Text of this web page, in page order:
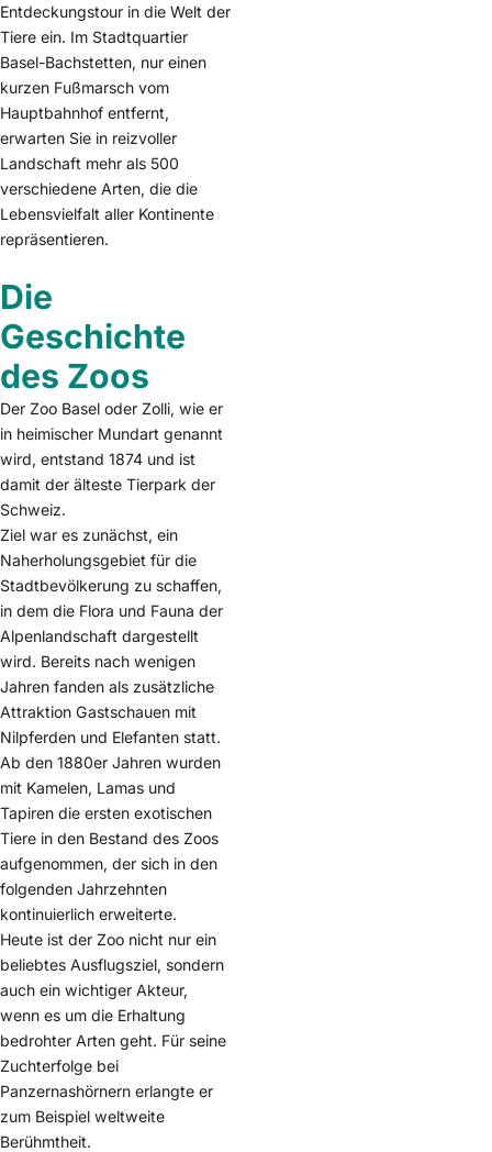
Entdeckungstour in die Welt der
Tiere ein. Im Stadtquartier
Basel-Bachstetten, nur einen
kurzen Fußmarsch vom
Hauptbahnhof entfernt,
erwarten Sie in reizvoller
Landschaft mehr als 500
verschiedene Arten, die die
Lebensvielfalt aller Kontinente
repräsentieren.
Die
Geschichte
des Zoos
Der Zoo Basel oder Zolli, wie er
in heimischer Mundart genannt
wird, entstand 1874 und ist
damit der älteste Tierpark der
Schweiz.
Ziel war es zunächst, ein
Naherholungsgebiet für die
Stadtbevölkerung zu schaffen,
in dem die Flora und Fauna der
Alpenlandschaft dargestellt
wird. Bereits nach wenigen
Jahren fanden als zusätzliche
Attraktion Gastschauen mit
Nilpferden und Elefanten statt.
Ab den 1880er Jahren wurden
mit Kamelen, Lamas und
Tapiren die ersten exotischen
Tiere in den Bestand des Zoos
aufgenommen, der sich in den
folgenden Jahrzehnten
kontinuierlich erweiterte.
Heute ist der Zoo nicht nur ein
beliebtes Ausflugsziel, sondern
auch ein wichtiger Akteur,
wenn es um die Erhaltung
bedrohter Arten geht. Für seine
Zuchterfolge bei
Panzernashörnern erlangte er
zum Beispiel weltweite
Berühmtheit.